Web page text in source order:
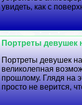
увидеть, как с
Портреты дeвyшек
Портреты дeвyшек
великолепная
прошлому. Глядя на
просто не верится,